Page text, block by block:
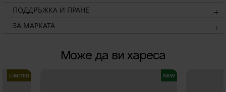
ПОДДРЪЖКА И ПРАНЕ
ЗА МАРКАТА
Може да ви хареса
LIMITED NEW